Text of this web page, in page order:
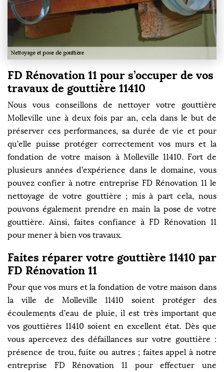
FD Rénovation 11 pour s’occuper de vos
travaux de gouttière 11410
Nous vous conseillons de nettoyer votre gouttière
Molleville une à deux fois par an, cela dans le but de
préserver ces performances, sa durée de vie et pour
qu’elle puisse protéger correctement vos murs et la
fondation de votre maison à Molleville 11410. Fort de
plusieurs années d’expérience dans le domaine, vous
pouvez confier à notre entreprise FD Rénovation 11 le
nettoyage de votre gouttière ; mis à part cela, nous
pouvons également prendre en main la pose de votre
gouttière. Ainsi, faites confiance à FD Rénovation 11
pour mener à bien vos travaux.
Faites réparer votre gouttière 11410 par
FD Rénovation 11
Pour que vos murs et la fondation de votre maison dans
la ville de Molleville 11410 soient protéger des
écoulements d’eau de pluie, il est très important que
vos gouttières 11410 soient en excellent état. Dès que
vous apercevez des défaillances sur votre gouttière :
présence de trou, fuite ou autres ; faites appel à notre
entreprise FD Rénovation 11 pour effectuer une